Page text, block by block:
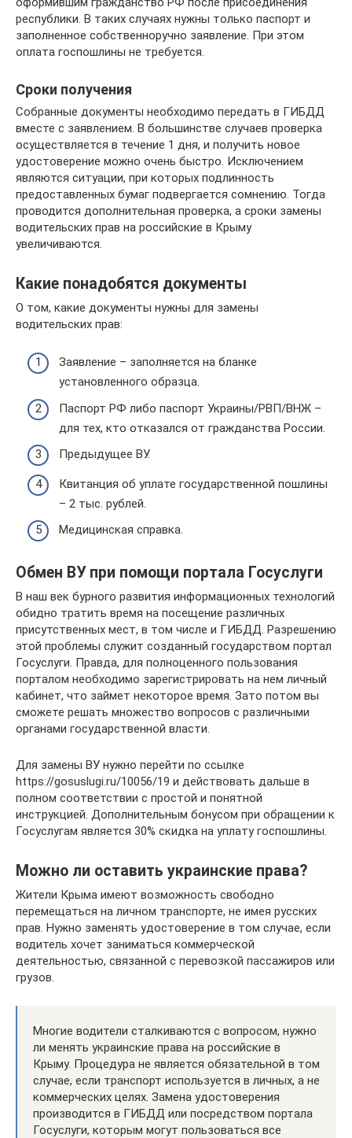
республики. В таких случаях нужны только паспорт и
заполненное собственноручно заявление. При этом
оплата госпошлины не требуется.
Сроки получения
Собранные документы необходимо передать в ГИБДД
вместе с заявлением. В большинстве случаев проверка
осуществляется в течение 1 дня, и получить новое
удостоверение можно очень быстро. Исключением
являются ситуации, при которых подлинность
предоставленных бумаг подвергается сомнению. Тогда
проводится дополнительная проверка, а сроки замены
водительских прав на российские в Крыму
увеличиваются.
Какие понадобятся документы
О том, какие документы нужны для замены
водительских прав:
Заявление – заполняется на бланке
установленного образца.
Паспорт РФ либо паспорт Украины/РВП/ВНЖ –
для тех, кто отказался от гражданства России.
Предыдущее ВУ.
Квитанция об уплате государственной пошлины
– 2 тыс. рублей.
Медицинская справка.
Обмен ВУ при помощи портала Госуслуги
В наш век бурного развития информационных технологий
обидно тратить время на посещение различных
присутственных мест, в том числе и ГИБДД. Разрешению
этой проблемы служит созданный государством портал
Госуслуги. Правда, для полноценного пользования
порталом необходимо зарегистрировать на нем личный
кабинет, что займет некоторое время. Зато потом вы
сможете решать множество вопросов с различными
органами государственной власти.
Для замены ВУ нужно перейти по ссылке
https://gosuslugi.ru/10056/19 и действовать дальше в
полном соответствии с простой и понятной
инструкцией. Дополнительным бонусом при обращении к
Госуслугам является 30% скидка на уплату госпошлины.
Можно ли оставить украинские права?
Жители Крыма имеют возможность свободно
перемещаться на личном транспорте, не имея русских
прав. Нужно заменять удостоверение в том случае, если
водитель хочет заниматься коммерческой
деятельностью, связанной с перевозкой пассажиров или
грузов.
Многие водители сталкиваются с вопросом, нужно
ли менять украинские права на российские в
Крыму. Процедура не является обязательной в том
случае, если транспорт используется в личных, а не
коммерческих целях. Замена удостоверения
производится в ГИБДД или посредством портала
Госуслуги, которым могут пользоваться все